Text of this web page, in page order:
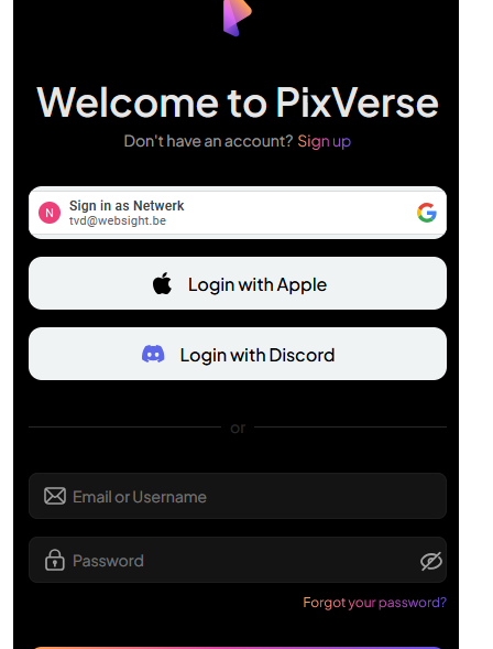
Je kunt alvast beginnen met een gratis account (en een
beperkt aantal credits)
Voorbereiding
Na het aanmelden klik je linksboven op
en kies je
onderaan in het rechterdeelvenster in het invoerveld op
blader je naar het gewenste foto- of afbeeldingsbestand,
selecteer je het en klik je op
verschijnt nu in het invoerveld.
Typ hier een duidelijke beschrijving van de gewenste
animatie – dat mag ook in het Nederlands. Vermeld wat